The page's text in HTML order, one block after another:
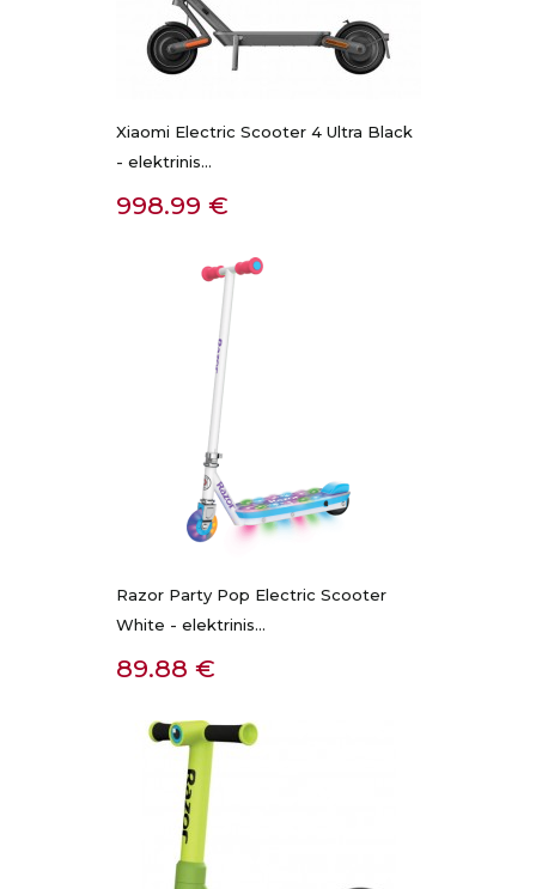
Xiaomi Electric Scooter 4 Ultra Black
- elektrinis...
Kaina
998.99 €
Razor Party Pop Electric Scooter
White - elektrinis...
Kaina
89.88 €